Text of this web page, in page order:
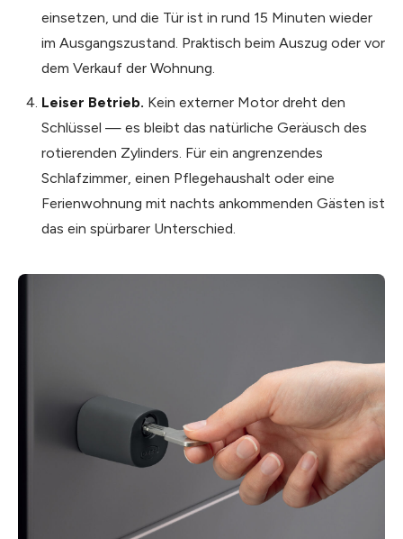
einsetzen, und die Tür ist in rund 15 Minuten wieder
im Ausgangszustand. Praktisch beim Auszug oder vor
dem Verkauf der Wohnung.
Leiser Betrieb. Kein externer Motor dreht den
Schlüssel — es bleibt das natürliche Geräusch des
rotierenden Zylinders. Für ein angrenzendes
Schlafzimmer, einen Pflegehaushalt oder eine
Ferienwohnung mit nachts ankommenden Gästen ist
das ein spürbarer Unterschied.